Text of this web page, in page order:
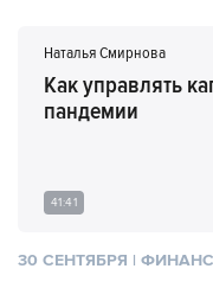
Наталья Смирнова
Как управлять
пандемии
41:41
30 СЕНТЯБРЯ |